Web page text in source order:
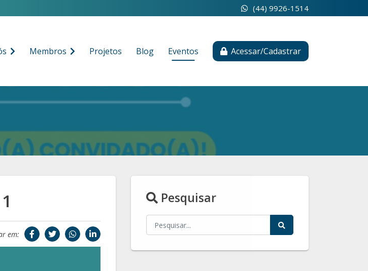
(44) 9926-1514
Membros Projetos Blog Eventos Acessar/Cadastrar
em:
Pesquisar